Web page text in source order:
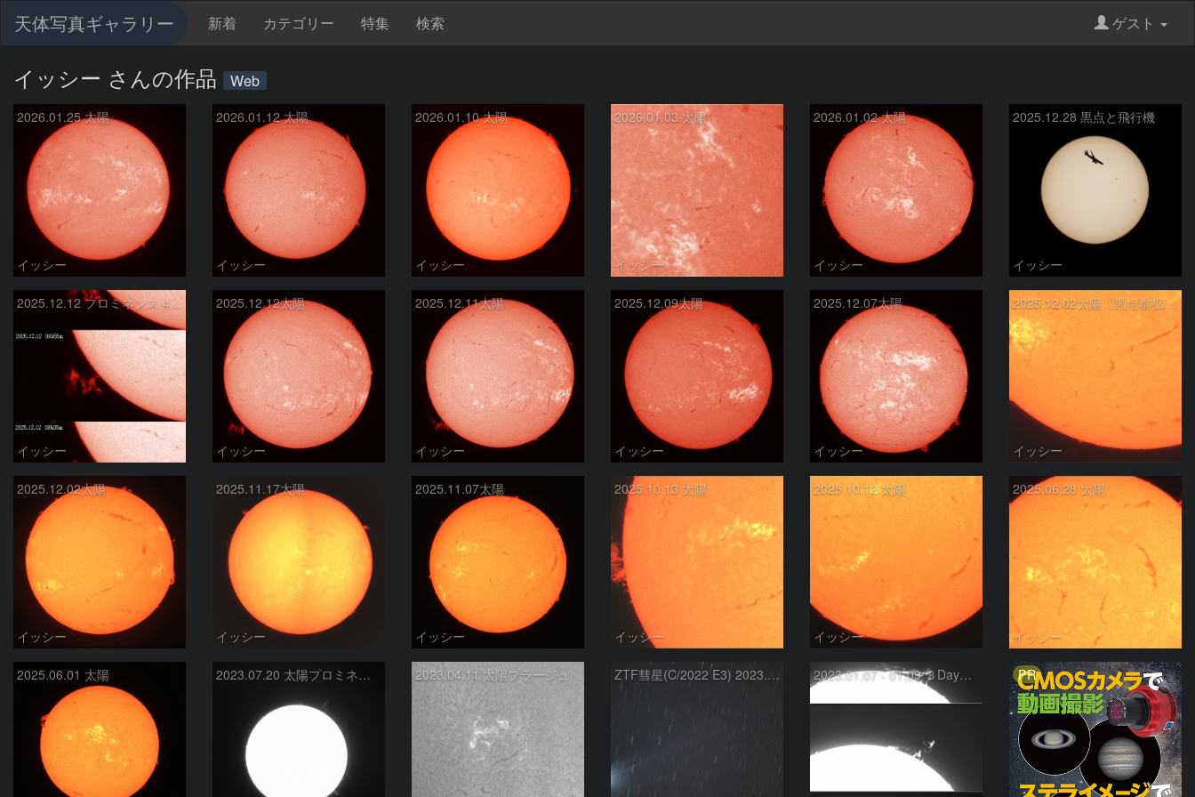
天体写真ギャラリー 新着 カテゴリー 特集 検索 ゲスト
イッシー さんの作品 Web
2026.01.25 太陽
イッシー
2026.01.12 太陽
イッシー
2026.01.10 太陽
イッシー
2026.01.03 太陽
イッシー
2026.01.02 太陽
イッシー
2025.12.28 黒点と飛行機
イッシー
2025.12.12 プロミネンス 40分の変化
イッシー
2025.12.12太陽
イッシー
2025.12.11太陽
イッシー
2025.12.09太陽
イッシー
2025.12.07太陽
イッシー
2025.12.02太陽〔黒点群拡大〕
イッシー
2025.12.02太陽
イッシー
2025.11.17太陽
イッシー
2025.11.07太陽
イッシー
2025.10.13 太陽
イッシー
2025.10.12 太陽
イッシー
2025.06.28 太陽
イッシー
2025.06.01 太陽 2023.07.20 太陽プロミネンス 2023.04.11 太陽プラージュ ZTF彗星(C/2022 E3) 2023.01.28 2023.01.07 - 01.09 ３Dayプロミネンス PR